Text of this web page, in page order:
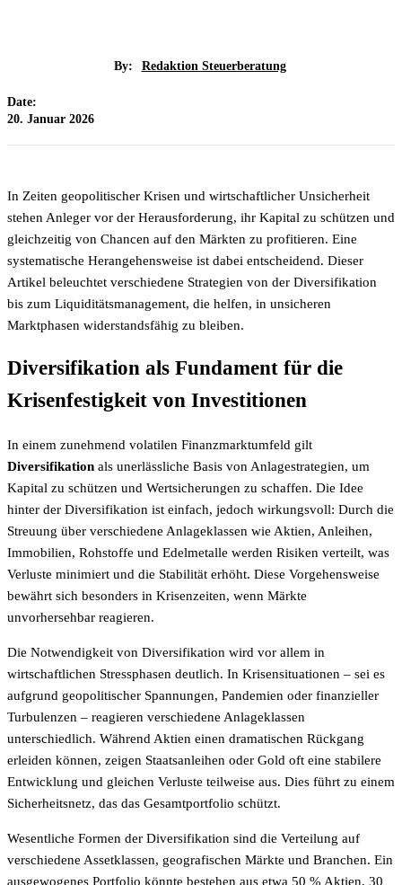
By: Redaktion Steuerberatung
Date:
20. Januar 2026
In Zeiten geopolitischer Krisen und wirtschaftlicher Unsicherheit
stehen Anleger vor der Herausforderung, ihr Kapital zu schützen und
gleichzeitig von Chancen auf den Märkten zu profitieren. Eine
systematische Herangehensweise ist dabei entscheidend. Dieser
Artikel beleuchtet verschiedene Strategien von der Diversifikation
bis zum Liquiditätsmanagement, die helfen, in unsicheren
Marktphasen widerstandsfähig zu bleiben.
Diversifikation als Fundament für die
Krisenfestigkeit von Investitionen
In einem zunehmend volatilen Finanzmarktumfeld gilt
Diversifikation als unerlässliche Basis von Anlagestrategien, um
Kapital zu schützen und Wertsicherungen zu schaffen. Die Idee
hinter der Diversifikation ist einfach, jedoch wirkungsvoll: Durch die
Streuung über verschiedene Anlageklassen wie Aktien, Anleihen,
Immobilien, Rohstoffe und Edelmetalle werden Risiken verteilt, was
Verluste minimiert und die Stabilität erhöht. Diese Vorgehensweise
bewährt sich besonders in Krisenzeiten, wenn Märkte
unvorhersehbar reagieren.
Die Notwendigkeit von Diversifikation wird vor allem in
wirtschaftlichen Stressphasen deutlich. In Krisensituationen – sei es
aufgrund geopolitischer Spannungen, Pandemien oder finanzieller
Turbulenzen – reagieren verschiedene Anlageklassen
unterschiedlich. Während Aktien einen dramatischen Rückgang
erleiden können, zeigen Staatsanleihen oder Gold oft eine stabilere
Entwicklung und gleichen Verluste teilweise aus. Dies führt zu einem
Sicherheitsnetz, das das Gesamtportfolio schützt.
Wesentliche Formen der Diversifikation sind die Verteilung auf
verschiedene Assetklassen, geografischen Märkte und Branchen. Ein
ausgewogenes Portfolio könnte bestehen aus etwa 50 % Aktien, 30